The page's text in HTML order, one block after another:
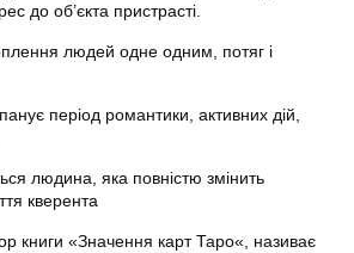
до об’єкта пристрасті.
людей одне одним, потяг і
період романтики, активних дій,
людина, яка повністю змінить
кверента
книги «Значення карт Таро«, називає